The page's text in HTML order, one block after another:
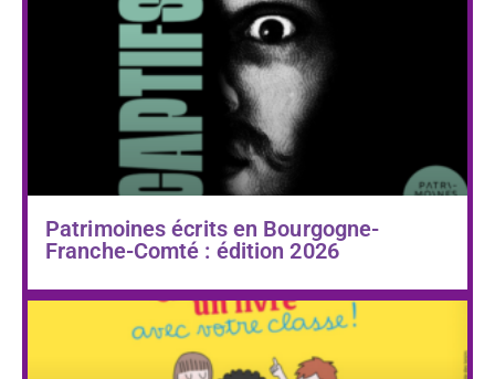
Patrimoines écrits en Bourgogne-
Franche-Comté : édition 2026